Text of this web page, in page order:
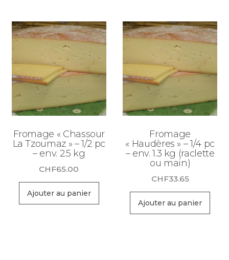
Fromage « Chassour
La Tzoumaz » – 1/2 pc
– env. 2.5 kg
CHF65.00
Ajouter au panier
Fromage
« Haudères » – 1/4 pc
– env. 1.3 kg (raclette
ou main)
CHF33.65
Ajouter au panier